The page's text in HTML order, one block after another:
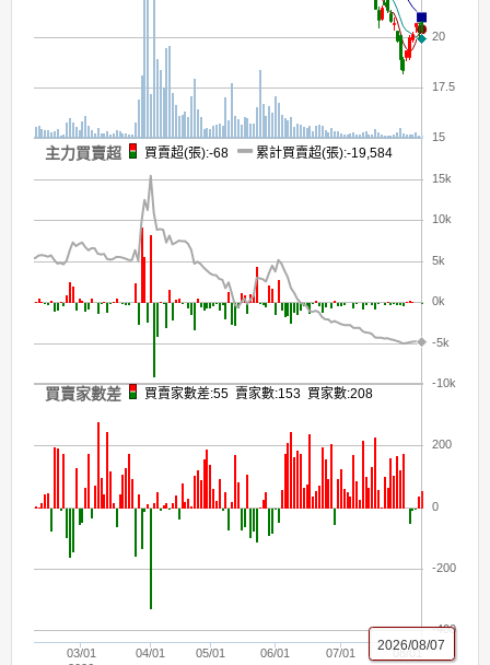
03/01
05/01 07/01
04/01 06/01 08/01
15
17.5
20
-10k
-5k
0k
5k
10k
15k
-400
-200
0
200
2026/08/07
主力買賣超 買賣超(張):-68 累計買賣超(張):-19,584
買賣家數差 買賣家數差:55 賣家數:153 買家數:208